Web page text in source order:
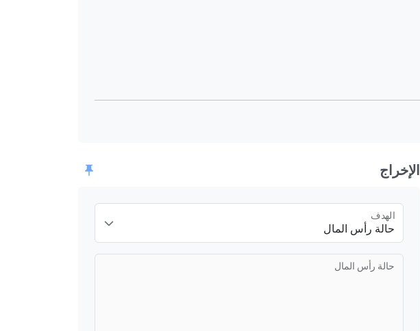
الإخراج
حالة رأس المال
الهدف
حالة رأس المال